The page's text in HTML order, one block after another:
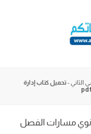
الثاني - تحميل كتاب إدارة
مسارات الفصل